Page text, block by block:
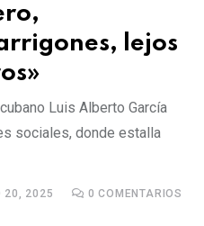
lejos
Luis Alberto García
sociales, donde estalla
20, 2025 0 COMENTARIOS